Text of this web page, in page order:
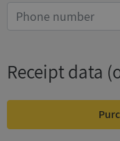
Receipt data